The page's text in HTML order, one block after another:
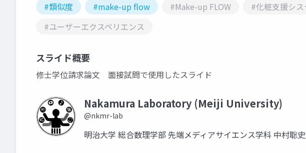
#類似度
#make-up flow #Make-up FLOW #化粧支援シス
#ユーザーエクスペリエンス
スライド概要
修士学位請求論文 面接試問で使用したスライド
Nakamura Laboratory (Meiji University)
@nkmr-lab
明治大学 総合数理学部 先端メディアサイエンス学科 中村聡